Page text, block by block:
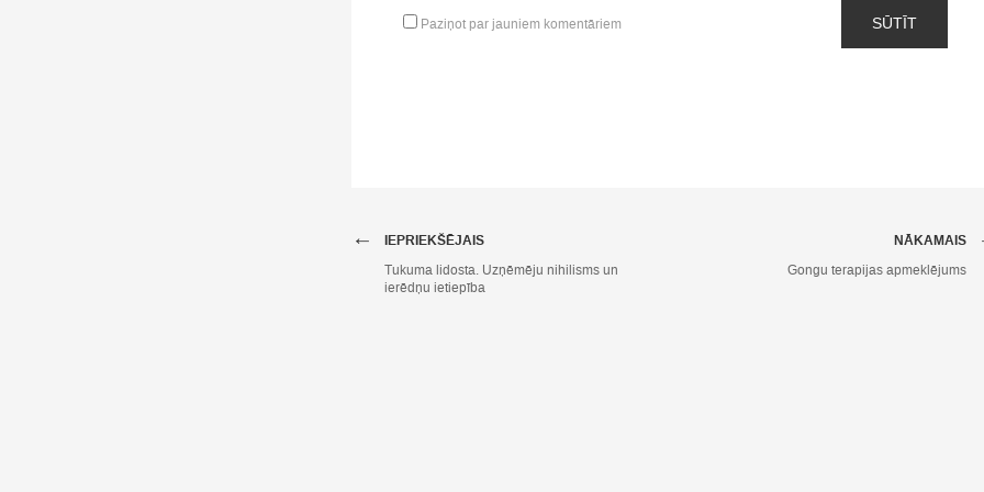
Paziņot par jauniem komentāriem SŪTĪT
IEPRIEKŠĒJAIS
←
Tukuma lidosta. Uzņēmēju nihilisms un
ierēdņu ietiepība
NĀKAMAIS
Gongu terapijas apmeklējums